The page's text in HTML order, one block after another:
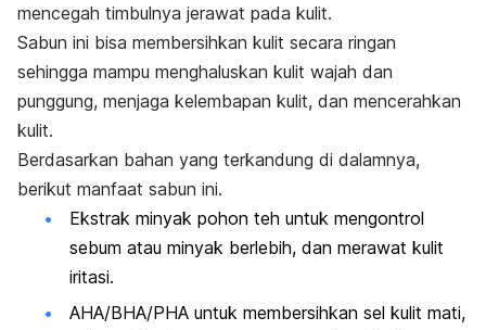
mencegah timbulnya jerawat pada kulit.
Sabun ini bisa membersihkan kulit secara ringan
sehingga mampu menghaluskan kulit wajah dan
punggung, menjaga kelembapan kulit, dan mencerahkan
kulit.
Berdasarkan bahan yang terkandung di dalamnya,
berikut manfaat sabun ini.
Ekstrak minyak pohon teh untuk mengontrol
sebum atau minyak berlebih, dan merawat kulit
iritasi.
AHA/BHA/PHA untuk membersihkan sel kulit mati,